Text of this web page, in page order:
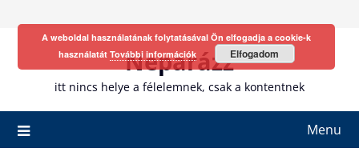
Neparázz
itt nincs helye a félelemnek, csak a kontentnek
Menu
A weboldal használatának folytatásával Ön elfogadja a cookie-k
használatát További információk Elfogadom